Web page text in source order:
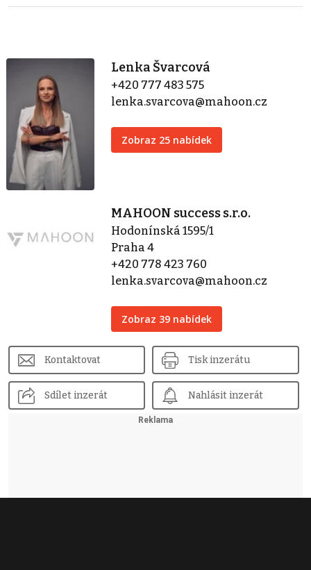
Lenka Švarcová
+420 777 483 575
lenka.svarcova@mahoon.cz
Zobraz 25 nabídek
MAHOON success s.r.o.
Hodonínská 1595/1
Praha 4
+420 778 423 760
lenka.svarcova@mahoon.cz
Zobraz 39 nabídek
Kontaktovat Tisk inzerátu
Sdílet inzerát Nahlásit inzerát